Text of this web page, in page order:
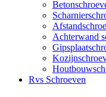
Achterwand
Rvs Schroeven